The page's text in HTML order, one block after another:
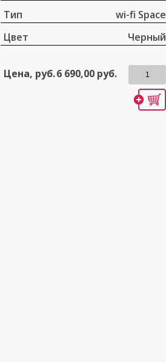
Тип
wi-fi Space
Цвет
Черный
Цена, руб.6 690,00 руб.